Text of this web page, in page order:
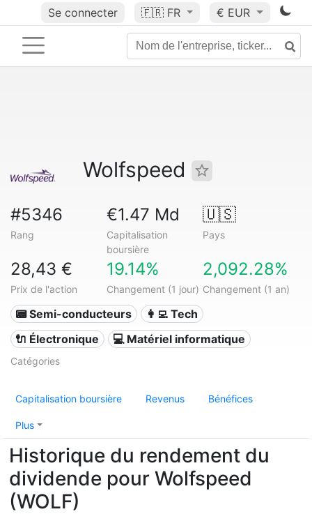
Se connecter 🇫🇷 FR € EUR
Wolfspeed
#5346
Rang
€1.47 Md
Capitalisation
boursière
🇺🇸
Pays
28,43 €
Prix de l'action
19.14%
Changement (1 jour)
2,092.28%
Changement (1 an)
📟 Semi-conducteurs
👩‍💻 Tech
🔌 Électronique
💻 Matériel informatique
Catégories
Capitalisation boursière Revenus Bénéfices
Plus
Historique du rendement du
dividende pour Wolfspeed
(WOLF)